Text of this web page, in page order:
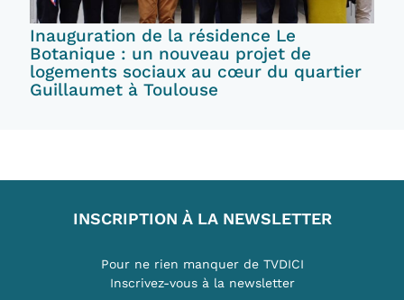
Inauguration de la résidence Le
Botanique : un nouveau projet de
logements sociaux au cœur du quartier
Guillaumet à Toulouse
INSCRIPTION À LA NEWSLETTER
Pour ne rien manquer de TVDICI
Inscrivez-vous à la newsletter